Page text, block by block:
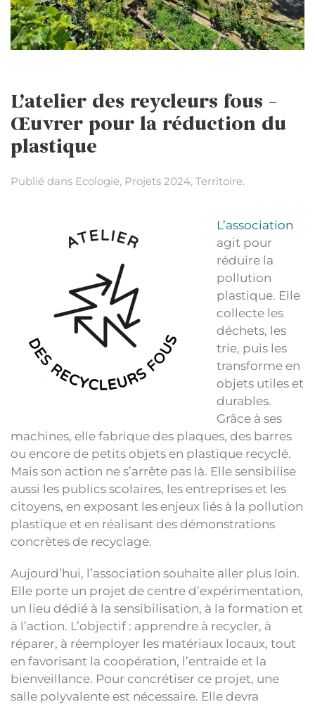
L’atelier des reycleurs fous –
Œuvrer pour la réduction du
plastique
Publié dans Ecologie, Projets 2024, Territoire.
L’association
agit pour
réduire la
pollution
plastique. Elle
collecte les
déchets, les
trie, puis les
transforme en
objets utiles et
durables.
Grâce à ses
machines, elle fabrique des plaques, des barres
ou encore de petits objets en plastique recyclé.
Mais son action ne s’arrête pas là. Elle sensibilise
aussi les publics scolaires, les entreprises et les
citoyens, en exposant les enjeux liés à la pollution
plastique et en réalisant des démonstrations
concrètes de recyclage.
Aujourd’hui, l’association souhaite aller plus loin.
Elle porte un projet de centre d’expérimentation,
un lieu dédié à la sensibilisation, à la formation et
à l’action. L’objectif : apprendre à recycler, à
réparer, à réemployer les matériaux locaux, tout
en favorisant la coopération, l’entraide et la
bienveillance. Pour concrétiser ce projet, une
salle polyvalente est nécessaire. Elle devra